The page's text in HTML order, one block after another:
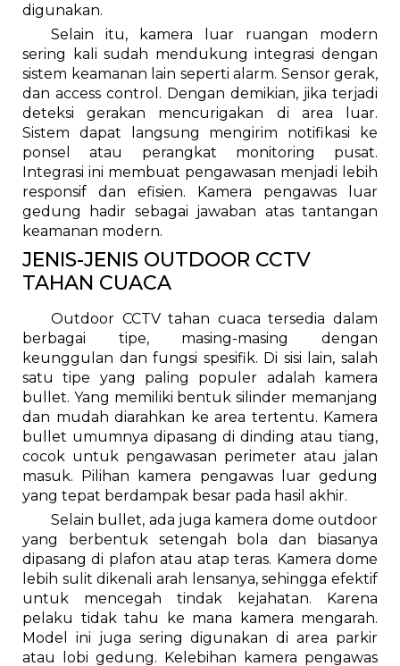
digunakan.
Selain itu, kamera luar ruangan modern
sering kali sudah mendukung integrasi dengan
sistem keamanan lain seperti alarm. Sensor gerak,
dan access control. Dengan demikian, jika terjadi
deteksi gerakan mencurigakan di area luar.
Sistem dapat langsung mengirim notifikasi ke
ponsel atau perangkat monitoring pusat.
Integrasi ini membuat pengawasan menjadi lebih
responsif dan efisien. Kamera pengawas luar
gedung hadir sebagai jawaban atas tantangan
keamanan modern.
JENIS-JENIS OUTDOOR CCTV
TAHAN CUACA
Outdoor CCTV tahan cuaca tersedia dalam
berbagai tipe, masing-masing dengan
keunggulan dan fungsi spesifik. Di sisi lain, salah
satu tipe yang paling populer adalah kamera
bullet. Yang memiliki bentuk silinder memanjang
dan mudah diarahkan ke area tertentu. Kamera
bullet umumnya dipasang di dinding atau tiang,
cocok untuk pengawasan perimeter atau jalan
masuk. Pilihan kamera pengawas luar gedung
yang tepat berdampak besar pada hasil akhir.
Selain bullet, ada juga kamera dome outdoor
yang berbentuk setengah bola dan biasanya
dipasang di plafon atau atap teras. Kamera dome
lebih sulit dikenali arah lensanya, sehingga efektif
untuk mencegah tindak kejahatan. Karena
pelaku tidak tahu ke mana kamera mengarah.
Model ini juga sering digunakan di area parkir
atau lobi gedung. Kelebihan kamera pengawas